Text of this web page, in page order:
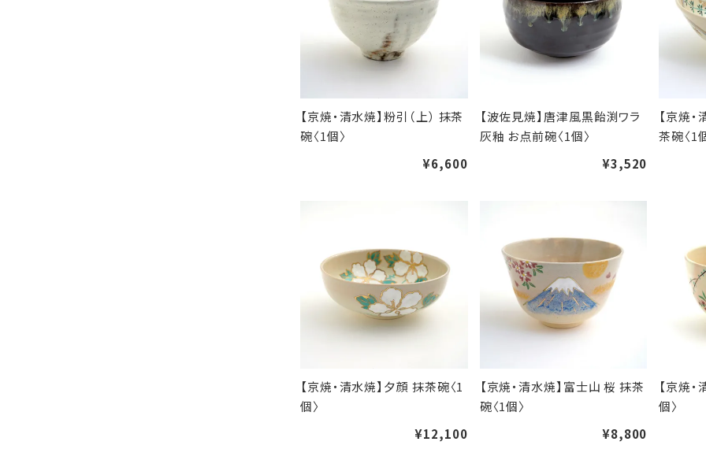
のしについて
のしについてはこちらをご覧ください
【京焼・清水焼】粉引（上） 抹茶
碗〈1個〉
¥6,600
【波佐見焼】唐津風黒飴渕ワラ
灰釉 お点前碗〈1個〉
¥3,520
【京焼
茶碗〈1
【京焼・清水焼】夕顔 抹茶碗〈1
個〉
¥12,100
【京焼・清水焼】富士山 桜 抹茶
碗〈1個〉
¥8,800
【京焼
個〉